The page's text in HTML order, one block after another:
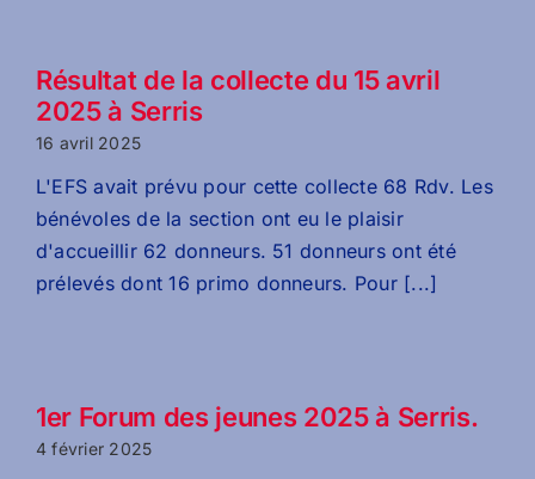
Résultat de la collecte du 15 avril
2025 à Serris
16 avril 2025
L'EFS avait prévu pour cette collecte 68 Rdv. Les
bénévoles de la section ont eu le plaisir
d'accueillir 62 donneurs. 51 donneurs ont été
prélevés dont 16 primo donneurs. Pour [...]
1er Forum des jeunes 2025 à Serris.
4 février 2025